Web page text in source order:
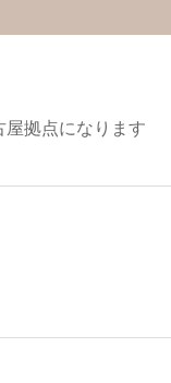
拠点になります